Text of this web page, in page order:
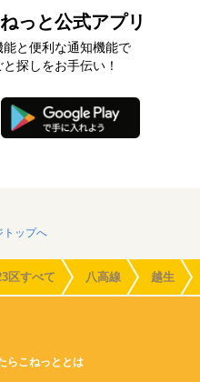
っと公式アプリ
能と便利な通知機能で
探しをお手伝い！
トップへ
区すべて 八高線 越生
らこねっととは